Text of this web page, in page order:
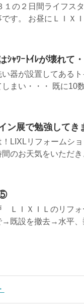
１の２日間ライフス
す。 お昼にＬＩＸ
ｼｬﾜｰﾄｲﾚが壊れて
器が設置してある
まい・・・ 既に10
ン展で勉強してき
！LIXLリフォームシ
間のお天気をいただ
ＬＩＸＩＬのリフ
→既設を撤去→水平